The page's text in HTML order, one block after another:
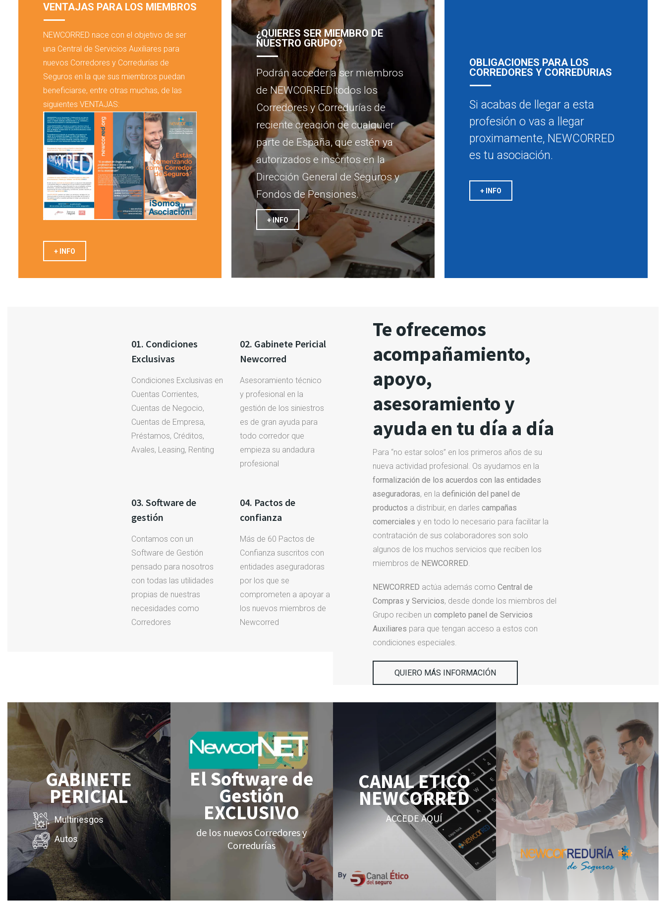
VENTAJAS PARA LOS MIEMBROS
NEWCORRED nace con el objetivo de ser
una Central de Servicios Auxiliares para
nuevos Corredores y Corredurías de
Seguros en la que sus miembros puedan
beneficiarse, entre otras muchas, de las
siguientes VENTAJAS:
+ INFO
¿QUIERES SER MIEMBRO DE
NUESTRO GRUPO?
Podrán acceder a ser miembros
de NEWCORRED todos los
Corredores y Corredurías de
reciente creación de cualquier
parte de España, que estén ya
autorizados e inscritos en la
Dirección General de Seguros y
Fondos de Pensiones.
+ INFO
OBLIGACIONES PARA LOS
CORREDORES Y CORREDURIAS
Si acabas de llegar a esta
profesión o vas a llegar
proximamente, NEWCORRED
es tu asociación.
+ INFO
01. Condiciones
Exclusivas
Condiciones Exclusivas en
Cuentas Corrientes,
Cuentas de Negocio,
Cuentas de Empresa,
Préstamos, Créditos,
Avales, Leasing, Renting
02. Gabinete Pericial
Newcorred
Asesoramiento técnico
y profesional en la
gestión de los siniestros
es de gran ayuda para
todo corredor que
empieza su andadura
profesional
03. Software de
gestión
Contamos con un
Software de Gestión
pensado para nosotros
con todas las utilidades
propias de nuestras
necesidades como
Corredores
04. Pactos de
confianza
Más de 60 Pactos de
Confianza suscritos con
entidades aseguradoras
por los que se
comprometen a apoyar a
los nuevos miembros de
Newcorred
Te ofrecemos
acompañamiento,
apoyo,
asesoramiento y
ayuda en tu día a día
Para “no estar solos” en los primeros años de su
nueva actividad profesional. Os ayudamos en la
formalización de los acuerdos con las entidades
aseguradoras, en la definición del panel de
productos a distribuir, en darles campañas
comerciales y en todo lo necesario para facilitar la
contratación de sus colaboradores son solo
algunos de los muchos servicios que reciben los
miembros de NEWCORRED.
NEWCORRED actúa además como Central de
Compras y Servicios, desde donde los miembros del
Grupo reciben un completo panel de Servicios
Auxiliares para que tengan acceso a estos con
condiciones especiales.
QUIERO MÁS INFORMACIÓN
GABINETE
PERICIAL
Multiriesgos
Autos
El Software de
Gestión
EXCLUSIVO
de los nuevos Corredores y
Corredurías
CANAL ETICO
NEWCORRED
ACCEDE AQUÍ